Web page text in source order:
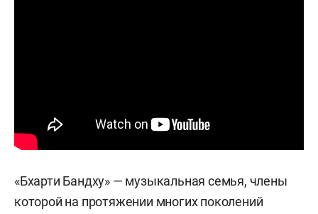
«Бхарти Бандху» — музыкальная семья, члены
которой на протяжении многих поколений